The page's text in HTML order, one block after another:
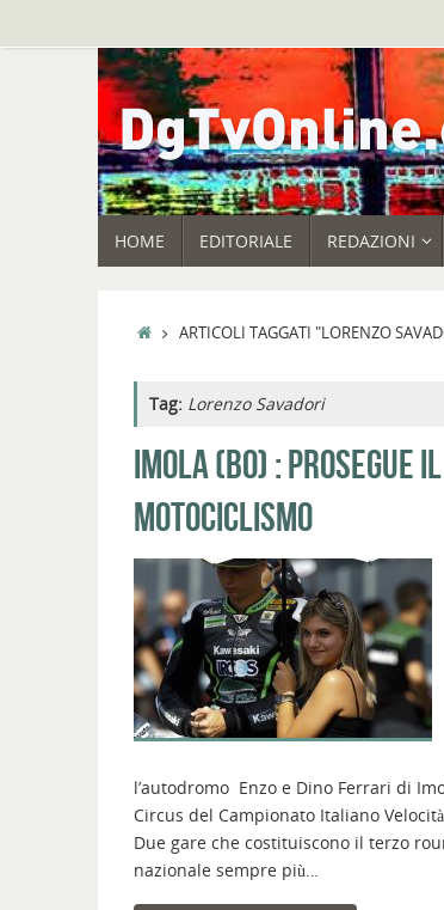
HOME EDITORIALE REDAZIONI
HOMEARTICOLI TAGGATI "LORENZO
Tag: Lorenzo Savadori
IMOLA (BO) : PROSEGUE
MOTOCICLISMO
l’autodromo Enzo e Dino Ferrari di
Circus del Campionato Italiano
Due gare che costituiscono il terzo
nazionale sempre più…